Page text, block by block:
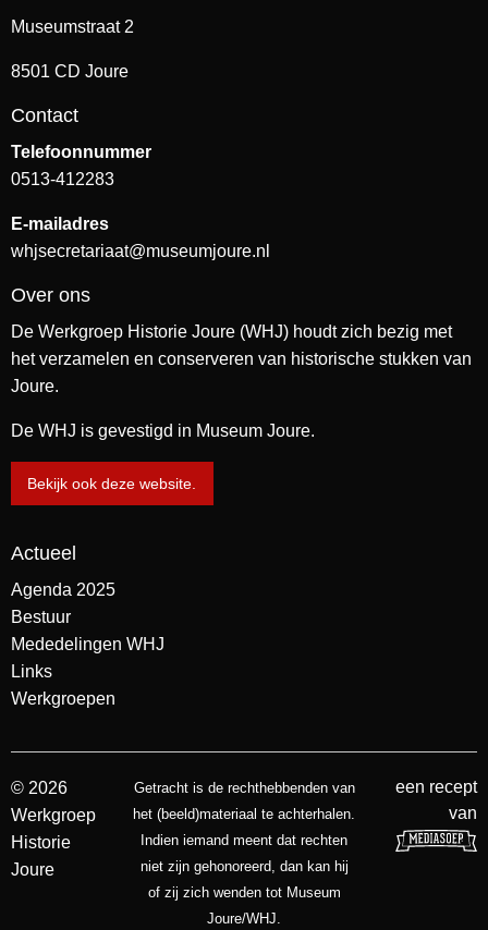
Museumstraat 2
8501 CD Joure
Contact
Telefoonnummer
0513-412283
E-mailadres
whjsecretariaat@museumjoure.nl
Over ons
De Werkgroep Historie Joure (WHJ) houdt zich bezig met
het verzamelen en conserveren van historische stukken van
Joure.
De WHJ is gevestigd in Museum Joure.
Bekijk ook deze website.
Actueel
Agenda 2025
Bestuur
Mededelingen WHJ
Links
Werkgroepen
© 2026
Werkgroep
Historie
Joure
Getracht is de rechthebbenden van
het (beeld)materiaal te achterhalen.
Indien iemand meent dat rechten
niet zijn gehonoreerd, dan kan hij
of zij zich wenden tot Museum
Joure/WHJ.
een recept
van